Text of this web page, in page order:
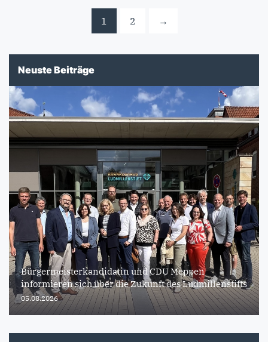
1 2 →
Neuste Beiträge
Bürgermeisterkandidatin und CDU Meppen
informieren sich über die Zukunft des Ludmillenstifts
05.08.2026